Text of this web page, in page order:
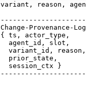
reason,
Provenance-
ts, actor_type,
slot,
prior_state,
session_ctx }